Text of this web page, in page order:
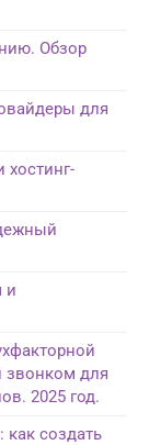
Обзор
для
и
звонком для
2025 год.
как создать